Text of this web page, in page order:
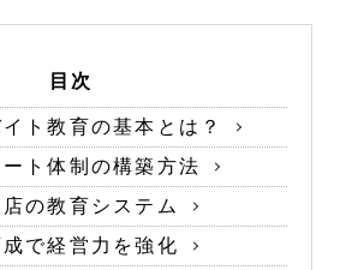
目次
ト教育の基本とは？
ト体制の構築方法
の教育システム
で経営力を強化